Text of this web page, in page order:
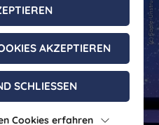
AKZEPTIEREN
SCHLIESSEN
Cookies erfahren